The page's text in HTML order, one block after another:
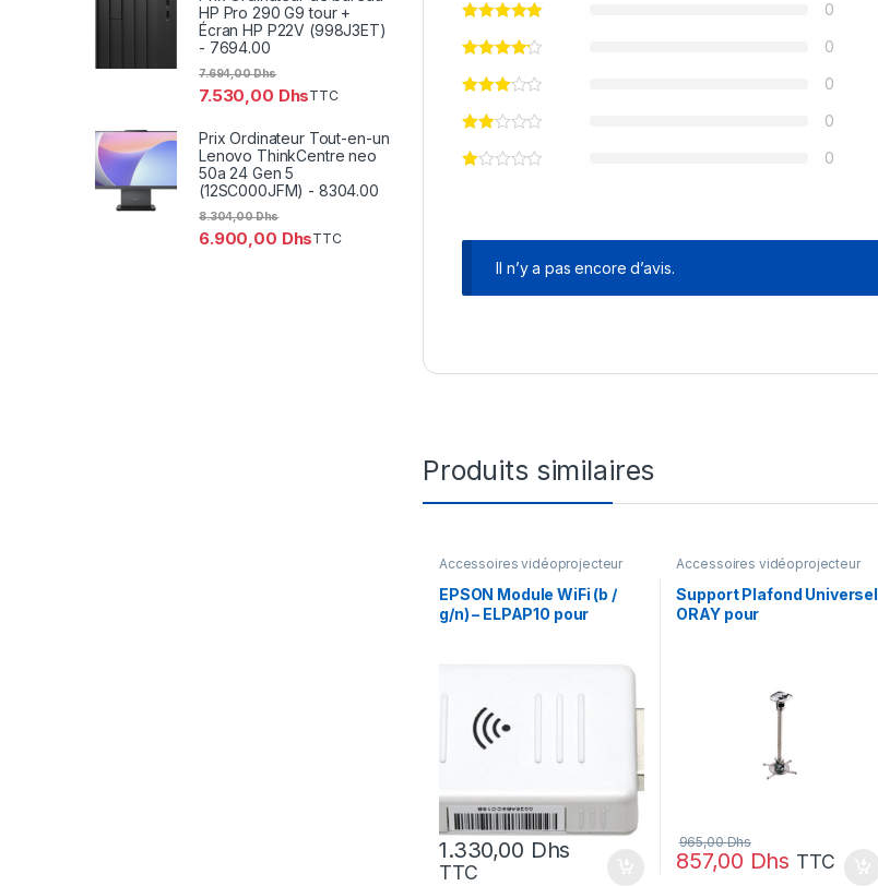
0
0
0
0
0
Il n’y a pas encore d’avis.
Produits similaires
Accessoires vidéoprojecteur
EPSON Module WiFi (b /
g/n) – ELPAP10 pour
1.330,00 Dhs
TTC
Accessoires vidéoprojecteur
Support Plafond Universel
ORAY pour
857,00 Dhs
965,00Dhs
TTC
HP Pro 290 G9 tour +
Écran HP P22V (998J3ET)
- 7694.00
7.530,00 Dhs
7.694,00Dhs
TTC
Prix Ordinateur Tout-en-un
Lenovo ThinkCentre neo
50a 24 Gen 5
(12SC000JFM) - 8304.00
6.900,00 Dhs
8.304,00Dhs
TTC